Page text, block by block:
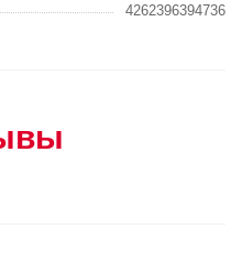
4262396394736